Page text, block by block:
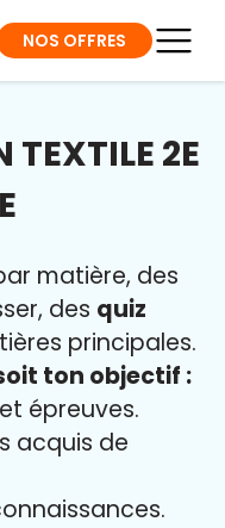
NOS OFFRES
2E
matière, des
des quiz
principales.
ton objectif :
épreuves.
acquis de